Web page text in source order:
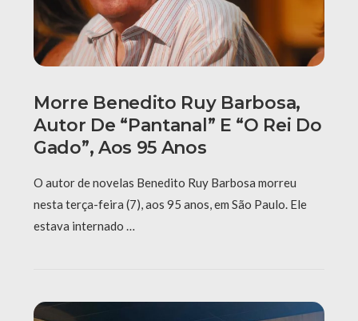
Morre Benedito Ruy Barbosa,
Autor De “Pantanal” E “O Rei Do
Gado”, Aos 95 Anos
O autor de novelas Benedito Ruy Barbosa morreu
nesta terça-feira (7), aos 95 anos, em São Paulo. Ele
estava internado …